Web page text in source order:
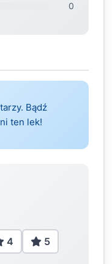
0
Bądź
ten lek!
4 5